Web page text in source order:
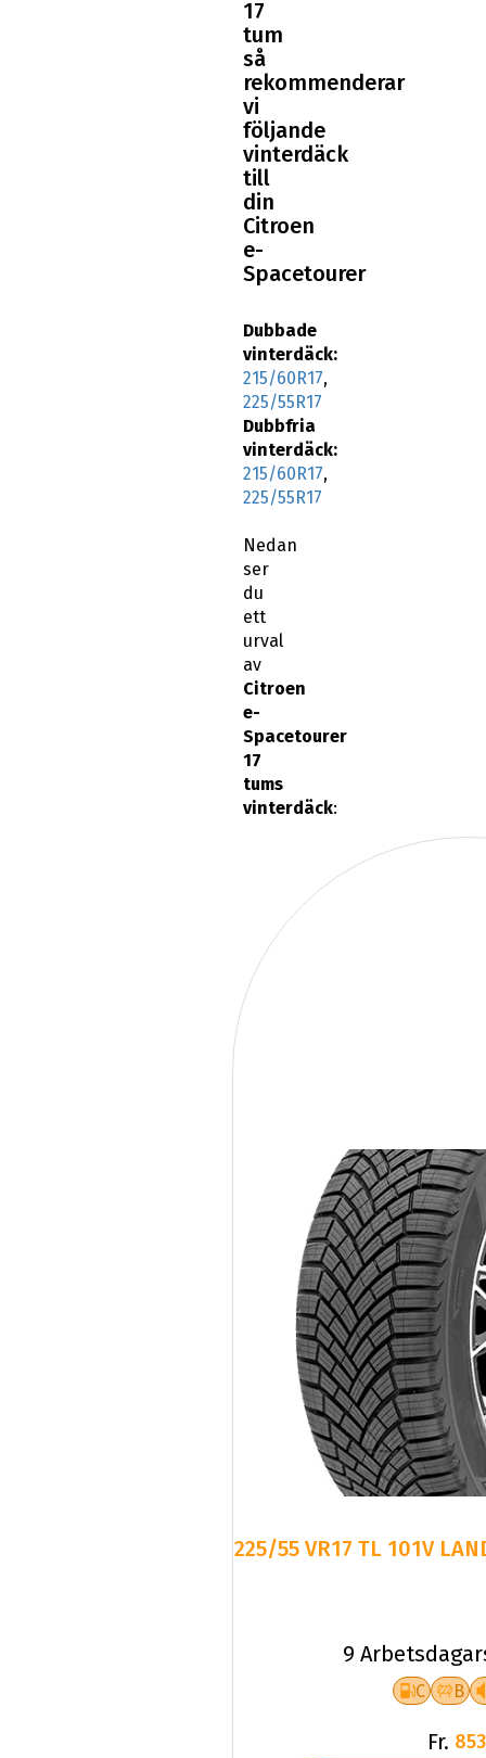
17
tum
så
rekommenderar
vi
följande
vinterdäck
till
din
Citroen
e-
Spacetourer
Dubbade
vinterdäck:
215/60R17,
225/55R17
Dubbfria
vinterdäck:
215/60R17,
225/55R17
Nedan
ser
du
ett
urval
av
Citroen
e-
Spacetourer
17
tums
vinterdäck:
225/55 VR17 TL 101V
9
C B
Fr.